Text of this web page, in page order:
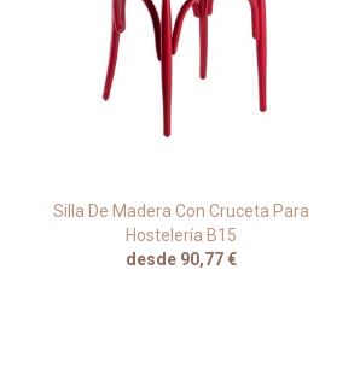
Silla De Madera Con Cruceta Para
Hostelería B15
desde 90,77 €